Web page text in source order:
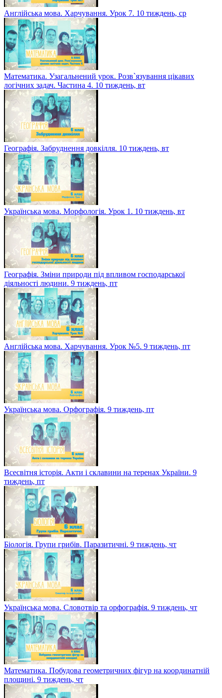
Англійська мова. Харчування. Урок 7. 10 тиждень, ср
Математика. Узагальнений урок. Розв`язування цікавих
логічних задач. Частина 4. 10 тиждень, вт
Географія. Забруднення довкілля. 10 тиждень, вт
Українська мова. Морфологія. Урок 1. 10 тиждень, вт
Географія. Зміни природи під впливом господарської
діяльності людини. 9 тиждень, пт
Англійська мова. Харчування. Урок №5. 9 тиждень, пт
Українська мова. Орфографія. 9 тиждень, пт
Всесвітня історія. Акти і склавини на теренах України. 9
тиждень, пт
Біологія. Групи грибів. Паразитичні. 9 тиждень, чт
Українська мова. Словотвір та орфографія. 9 тиждень, чт
Математика. Побудова геометричних фігур на координатній
площині. 9 тиждень, чт